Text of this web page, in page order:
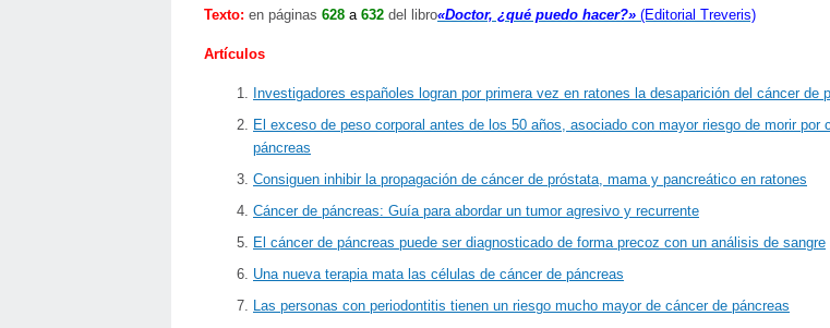
Texto: en páginas 628 a 632 del libro«Doctor, ¿qué puedo hacer?» (Editorial Treveris)
Artículos
Investigadores españoles logran por primera vez en ratones la desaparición del cáncer de
El exceso de peso corporal antes de los 50 años, asociado con mayor riesgo de morir por
páncreas
Consiguen inhibir la propagación de cáncer de próstata, mama y pancreático en ratones
Cáncer de páncreas: Guía para abordar un tumor agresivo y recurrente
El cáncer de páncreas puede ser diagnosticado de forma precoz con un análisis de sangre
Una nueva terapia mata las células de cáncer de páncreas
Las personas con periodontitis tienen un riesgo mucho mayor de cáncer de páncreas